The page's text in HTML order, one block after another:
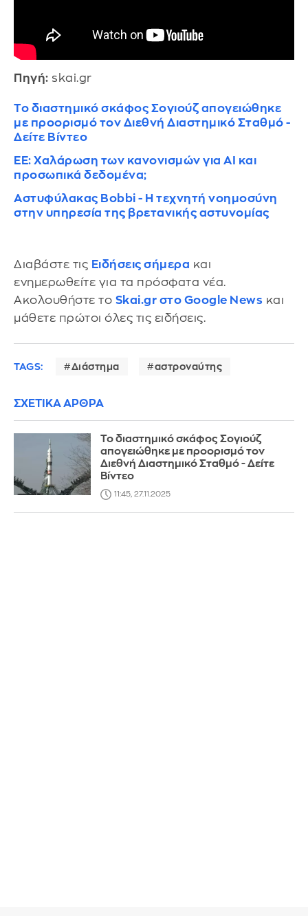
Πηγή: skai.gr
Το διαστημικό σκάφος Σογιούζ απογειώθηκε
με προορισμό τον Διεθνή Διαστημικό Σταθμό -
Δείτε Βίντεο
ΕΕ: Χαλάρωση των κανονισμών για ΑΙ και
προσωπικά δεδομένα;
Αστυφύλακας Bobbi - Η τεχνητή νοημοσύνη
στην υπηρεσία της βρετανικής αστυνομίας
Διαβάστε τις Ειδήσεις σήμερα και
ενημερωθείτε για τα πρόσφατα νέα.
Ακολουθήστε το Skai.gr στο Google News και
μάθετε πρώτοι όλες τις ειδήσεις.
TAGS: Διάστημα αστροναύτης
ΣΧΕΤΙΚΑ ΑΡΘΡΑ
Το διαστημικό σκάφος Σογιούζ
απογειώθηκε με προορισμό τον
Διεθνή Διαστημικό Σταθμό - Δείτε
Βίντεο
11:45, 27.11.2025